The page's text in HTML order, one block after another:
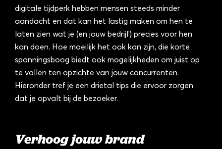
digitale tijdperk hebben mensen steeds minder
aandacht en dat kan het lastig maken om hen te
laten zien wat je (en jouw bedrijf) precies voor hen
kan doen. Hoe moeilijk het ook kan zijn, die korte
spanningsboog biedt ook mogelijkheden om juist op
te vallen ten opzichte van jouw concurrenten.
Hieronder tref je een drietal tips die ervoor zorgen
dat je opvalt bij de bezoeker.
Verhoog jouw brand